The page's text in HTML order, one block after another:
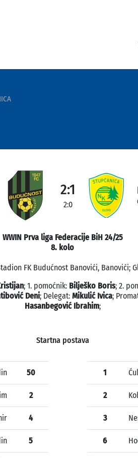
2:1
2:0
WWIN Prva liga Federacije BiH 24/25
8. kolo
FK Budućnost Banovići, Banovići;
; 1. pomoćnik: Bilješko Boris; 2.
Deni; Delegat: Mikulić Ivica;
Hasanbegović Ibrahim;
Startna postava
50
2
4
5
1
2
3
6